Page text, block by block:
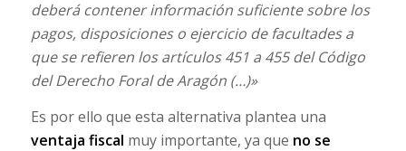
deberá contener información suficiente sobre los
pagos, disposiciones o ejercicio de facultades a
que se refieren los artículos 451 a 455 del Código
del Derecho Foral de Aragón (…)»
Es por ello que esta alternativa plantea una
ventaja fiscal muy importante, ya que no se